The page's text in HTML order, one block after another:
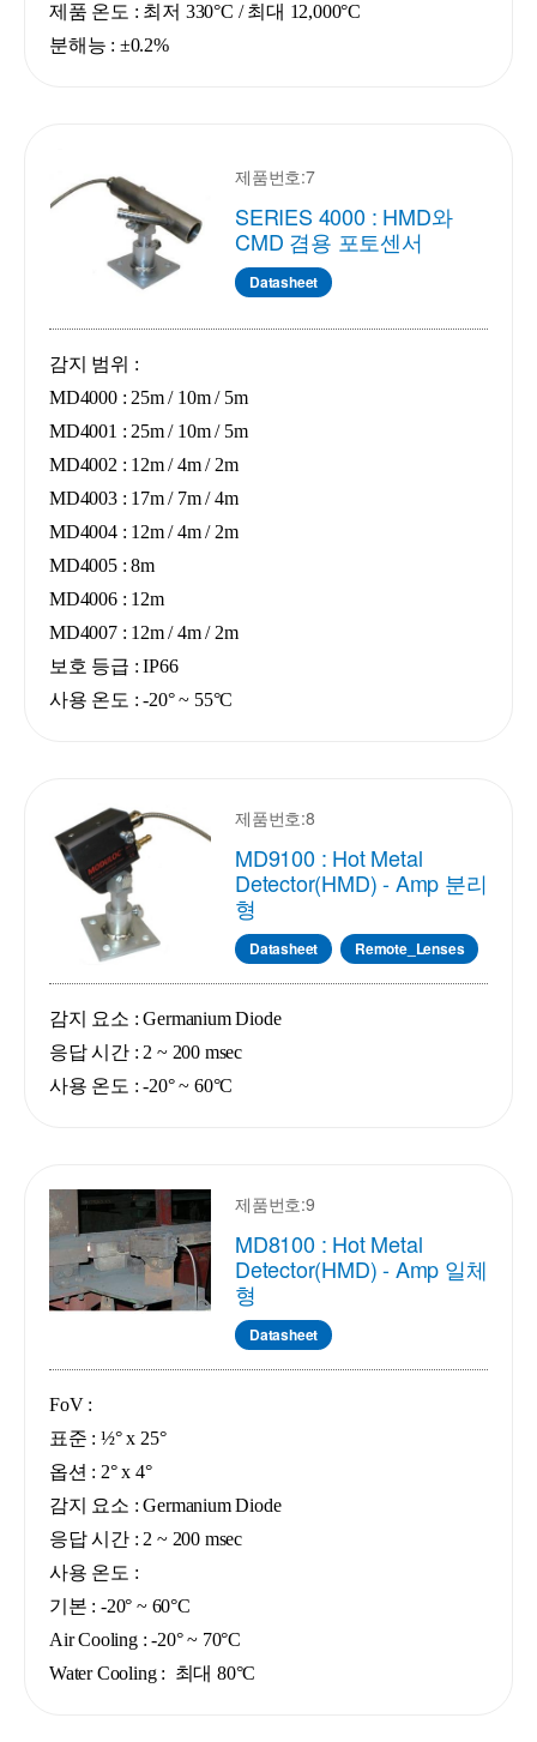
제품 온도 : 최저 330°C / 최대 12,000°C
분해능 : ±0.2%
제품번호:7
SERIES 4000 : HMD와
CMD 겸용 포토센서
Datasheet
감지 범위 :
MD4000 : 25m / 10m / 5m
MD4001 : 25m / 10m / 5m
MD4002 : 12m / 4m / 2m
MD4003 : 17m / 7m / 4m
MD4004 : 12m / 4m / 2m
MD4005 : 8m
MD4006 : 12m
MD4007 : 12m / 4m / 2m
보호 등급 : IP66
사용 온도 : -20° ~ 55°C
제품번호:8
MD9100 : Hot Metal
Detector(HMD) - Amp 분리
형
Datasheet Remote_Lenses
감지 요소 : Germanium Diode
응답 시간 : 2 ~ 200 msec
사용 온도 : -20° ~ 60°C
제품번호:9
MD8100 : Hot Metal
Detector(HMD) - Amp 일체
형
Datasheet
FoV :
표준 : ½° x 25°
옵션 : 2° x 4°
감지 요소 : Germanium Diode
응답 시간 : 2 ~ 200 msec
사용 온도 :
기본 : -20° ~ 60°C
Air Cooling : -20° ~ 70°C
Water Cooling : 최대 80°C